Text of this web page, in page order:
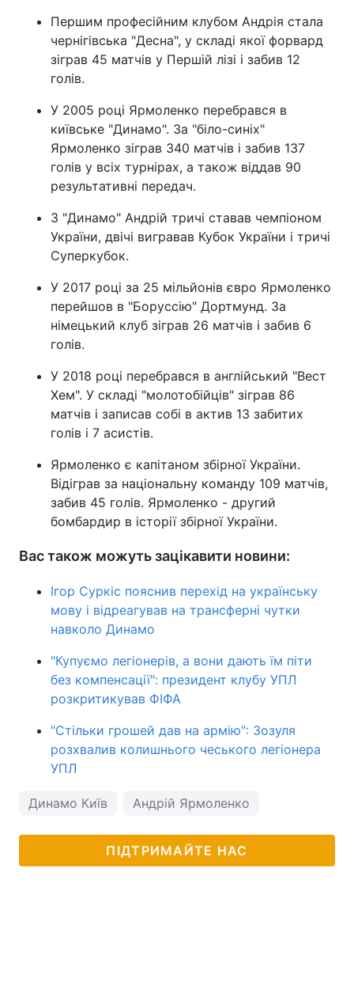
Першим професійним клубом Андрія стала
чернігівська "Десна", у складі якої форвард
зіграв 45 матчів у Першій лізі і забив 12
голів.
У 2005 році Ярмоленко перебрався в
київське "Динамо". За "біло-синіх"
Ярмоленко зіграв 340 матчів і забив 137
голів у всіх турнірах, а також віддав 90
результативні передач.
З "Динамо" Андрій тричі ставав чемпіоном
України, двічі вигравав Кубок України і тричі
Суперкубок.
У 2017 році за 25 мільйонів євро Ярмоленко
перейшов в "Боруссію" Дортмунд. За
німецький клуб зіграв 26 матчів і забив 6
голів.
У 2018 році перебрався в англійський "Вест
Хем". У складі "молотобійців" зіграв 86
матчів і записав собі в актив 13 забитих
голів і 7 асистів.
Ярмоленко є капітаном збірної України.
Відіграв за національну команду 109 матчів,
забив 45 голів. Ярмоленко - другий
бомбардир в історії збірної України.
Вас також можуть зацікавити новини:
Ігор Суркіс пояснив перехід на українську
мову і відреагував на трансферні чутки
навколо Динамо
"Купуємо легіонерів, а вони дають їм піти
без компенсації": президент клубу УПЛ
розкритикував ФІФА
"Стільки грошей дав на армію": Зозуля
розхвалив колишнього чеського легіонера
УПЛ
Динамо Київ Андрій Ярмоленко
ПІДТРИМАЙТЕ НАС